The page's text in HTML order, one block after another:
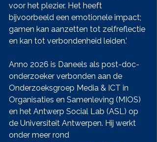
voor het plezier. Het heeft
bijvoorbeeld een emotionele impact;
gamen kan aanzetten tot zelfreflectie
en kan tot verbondenheid leiden.’
Anno 2026 is Daneels als post-doc-
onderzoeker verbonden aan de
Onderzoeksgroep Media & ICT in
Organisaties en Samenleving (MIOS)
en het Antwerp Social Lab (ASL) op
de Universiteit Antwerpen. Hij werkt
onder meer rond